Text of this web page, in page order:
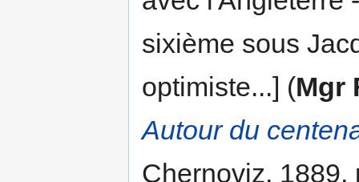
sixième sous
optimiste...] (Mgr
Autour du
Chernoviz,